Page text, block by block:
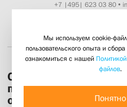
+7 |495| 623 03 80•
О мирном и
противостоянии злу
обществе
Мы используем cookie-
пользовательского опыта и
ознакомиться с нашей
файлов.
Понятно